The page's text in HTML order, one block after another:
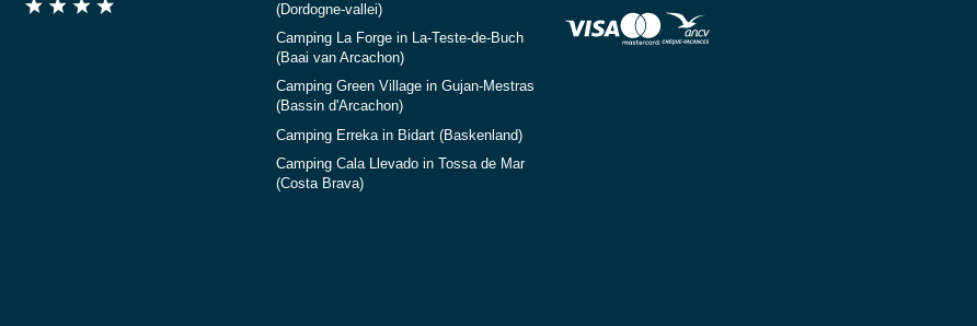
(Dordogne-vallei)
Camping La Forge in La-Teste-de-Buch
(Baai van Arcachon)
Camping Green Village in Gujan-Mestras
(Bassin d'Arcachon)
Camping Erreka in Bidart (Baskenland)
Camping Cala Llevado in Tossa de Mar
(Costa Brava)